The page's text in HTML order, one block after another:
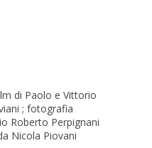
di Paolo e Vittorio
; fotografia
Roberto Perpignani
Nicola Piovani